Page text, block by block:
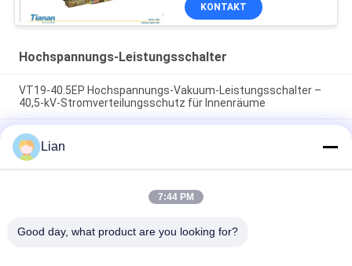
KONTAKT
Hochspannungs-Leistungsschalter
VT19-40.5EP Hochspannungs-Vakuum-Leistungsschalter –
40,5-kV-Stromverteilungsschutz für Innenräume
IEC62271-100 Standard Hochspannungs-Leistungsschalter
mit Schließprellen 1,025 m/s und Nennstrom 630 A zum
Schutz elektrischer Netze
Nennstrom 630 A Hochspannungs-Leistungsschalter
Öffnungsgeschwindigkeit 1,445 m/s Mittenabstand zwischen
Lian
7:44 PM
Good day, what product are you looking for?